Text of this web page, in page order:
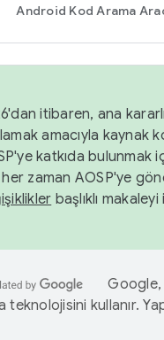
Android Kod Arama
itibaren, ana
amacıyla kaynak
katkıda bulunmak
her zaman AOSP'ye
başlıklı
teknolojisini kullanır.